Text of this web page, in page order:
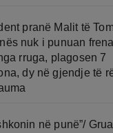
pranë Malit të
nuk i punuan
rruga, plagosen 7
dy në gjendje të
në punë”/